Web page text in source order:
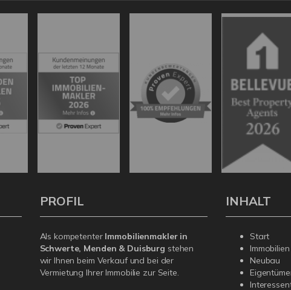
PROFIL
Als kompetenter Immobilienmakler in
Schwerte, Menden & Duisburg stehen
wir Ihnen beim Verkauf und bei der
Vermietung Ihrer Immobilie zur Seite.
INHALT
Start
Immobilien
Neubau